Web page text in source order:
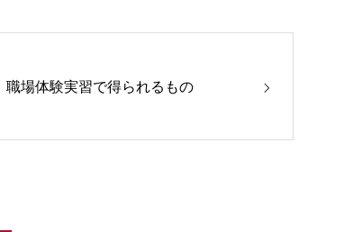
職場体験実習で得られるもの